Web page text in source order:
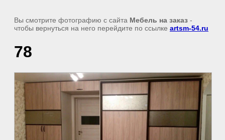
Вы смотрите фотографию с сайта Мебель на заказ -
чтобы вернуться на него перейдите по ссылке artsm-54.ru
78